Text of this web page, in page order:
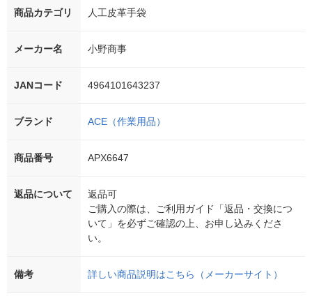
商品カテゴリ 人工皮革手袋
メーカー名 小野商事
JANコード 4964101643237
ブランド ACE（作業用品）
商品番号 APX6647
返品について
返品可
ご購入の際は、ご利用ガイド「返品・交換につ
いて」を必ずご確認の上、お申し込みくださ
い。
備考 詳しい商品説明はこちら（メーカーサイト）